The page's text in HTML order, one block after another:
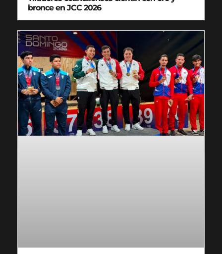
bronce en JCC 2026